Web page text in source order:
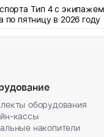
Тип 4 с
с понедельника по пятницу в 2026 году
оборудования
кассы
накопители